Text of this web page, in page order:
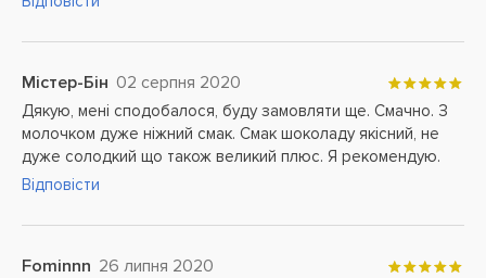
Містер-Бін 02 серпня 2020
Дякую, мені сподобалося, буду замовляти ще. Смачно. З
молочком дуже ніжний смак. Смак шоколаду якісний, не
дуже солодкий що також великий плюс. Я рекомендую.
Відповісти
Fominnn 26 липня 2020